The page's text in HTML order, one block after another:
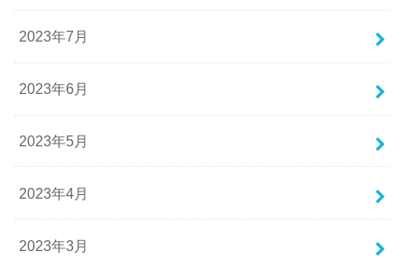
2023年7月
2023年6月
2023年5月
2023年4月
2023年3月